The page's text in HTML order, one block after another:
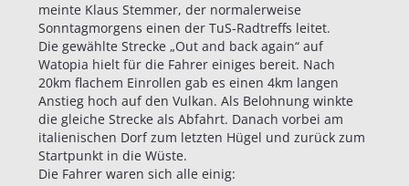
meinte Klaus Stemmer, der normalerweise
Sonntagmorgens einen der TuS-Radtreffs leitet.
Die gewählte Strecke „Out and back again“ auf
Watopia hielt für die Fahrer einiges bereit. Nach
20km flachem Einrollen gab es einen 4km langen
Anstieg hoch auf den Vulkan. Als Belohnung winkte
die gleiche Strecke als Abfahrt. Danach vorbei am
italienischen Dorf zum letzten Hügel und zurück zum
Startpunkt in die Wüste.
Die Fahrer waren sich alle einig: